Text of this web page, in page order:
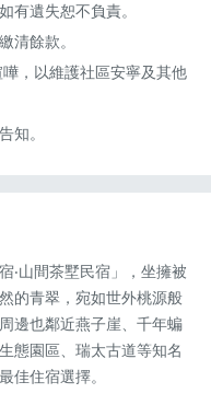
有遺失恕不負責。
清餘款。
，以維護社區安寧及其他
知。
‧山間茶墅民宿」，坐擁被
的青翠，宛如世外桃源般
邊也鄰近燕子崖、千年蝙
態園區、瑞太古道等知名
佳住宿選擇。